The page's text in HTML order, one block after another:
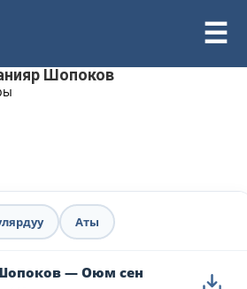
Шопоков
Аты
— Оюм сен